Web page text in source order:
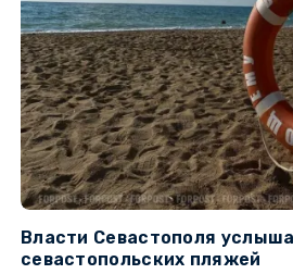
Власти Севастополя
севастопольских пляжей